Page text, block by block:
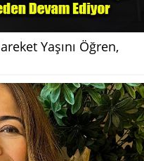
Yaşını Öğren,